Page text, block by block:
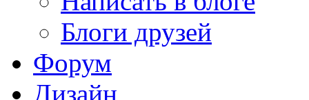
Блоги друзей
Форум
Дизайн